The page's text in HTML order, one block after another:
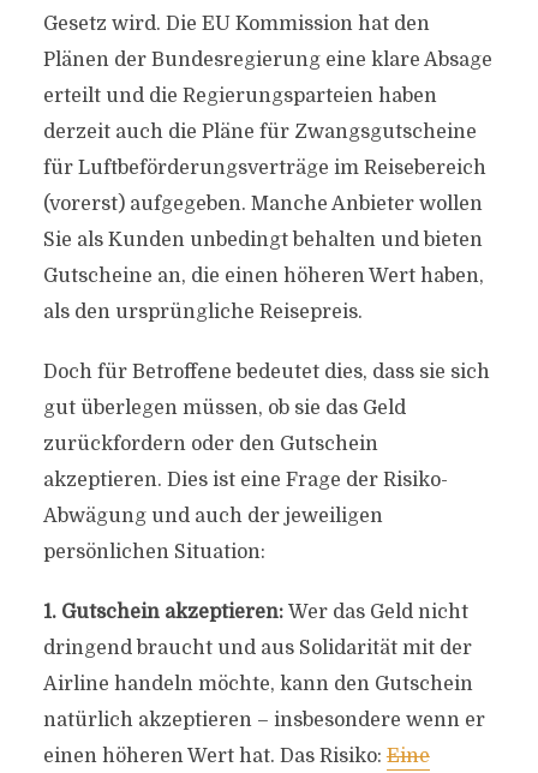
Gesetz wird. Die EU Kommission hat den
Plänen der Bundesregierung eine klare Absage
erteilt und die Regierungsparteien haben
derzeit auch die Pläne für Zwangsgutscheine
für Luftbeförderungsverträge im Reisebereich
(vorerst) aufgegeben. Manche Anbieter wollen
Sie als Kunden unbedingt behalten und bieten
Gutscheine an, die einen höheren Wert haben,
als den ursprüngliche Reisepreis.
Doch für Betroffene bedeutet dies, dass sie sich
gut überlegen müssen, ob sie das Geld
zurückfordern oder den Gutschein
akzeptieren. Dies ist eine Frage der Risiko-
Abwägung und auch der jeweiligen
persönlichen Situation:
1. Gutschein akzeptieren:Wer das Geld nicht
dringend braucht und aus Solidarität mit der
Airline handeln möchte, kann den Gutschein
natürlich akzeptieren – insbesondere wenn er
einen höheren Wert hat. Das Risiko:Eine